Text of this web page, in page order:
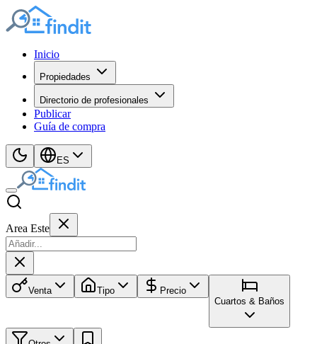
Inicio
Propiedades
Directorio de profesionales
Publicar
Guía de compra
ES
Area Este
Venta Tipo
Precio
Cuartos & Baños